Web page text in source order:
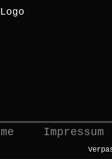
Impressum